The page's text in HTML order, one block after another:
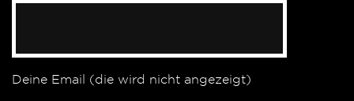
Deine Email (die wird nicht angezeigt)